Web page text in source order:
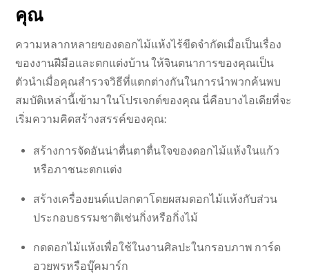
คุณ
ความหลากหลายของดอกไม้แห้งไร้ขีดจำกัดเมื่อเป็นเรื่อง
ของงานฝีมือและตกแต่งบ้าน ให้จินตนาการของคุณเป็น
ตัวนำเมื่อคุณสำรวจวิธีที่แตกต่างกันในการนำพวกค้นพบ
สมบัติเหล่านี้เข้ามาในโปรเจกต์ของคุณ นี่คือบางไอเดียที่จะ
เริ่มความคิดสร้างสรรค์ของคุณ:
สร้างการจัดอันน่าตื่นตาตื่นใจของดอกไม้แห้งในแก้ว
หรือภาชนะตกแต่ง
สร้างเครื่องยนต์แปลกตาโดยผสมดอกไม้แห้งกับส่วน
ประกอบธรรมชาติเช่นกิ่งหรือกิ่งไม้
กดดอกไม้แห้งเพื่อใช้ในงานศิลปะในกรอบภาพ การ์ด
อวยพรหรือบุ๊คมาร์ก